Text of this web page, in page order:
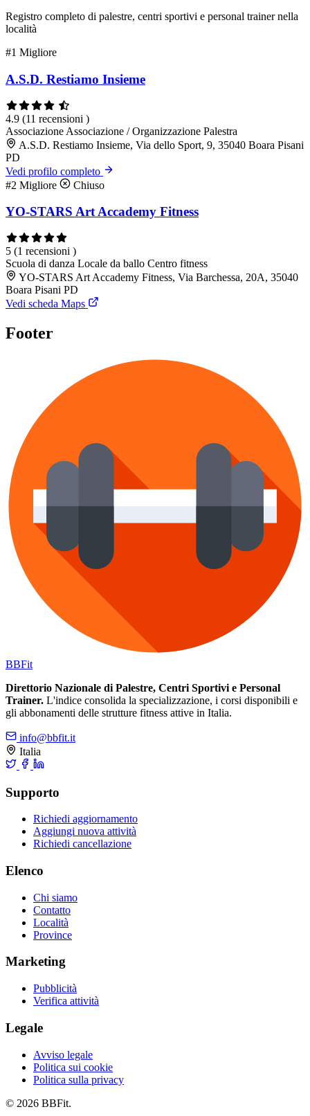
Registro completo di palestre, centri sportivi e personal trainer nella
località
#1 Migliore
A.S.D. Restiamo Insieme
4.9 (11 recensioni )
Associazione Associazione / Organizzazione Palestra
A.S.D. Restiamo Insieme, Via dello Sport, 9, 35040 Boara Pisani
PD
Vedi profilo completo
#2 Migliore Chiuso
YO-STARS Art Accademy Fitness
5 (1 recensioni )
Scuola di danza Locale da ballo Centro fitness
YO-STARS Art Accademy Fitness, Via Barchessa, 20A, 35040
Boara Pisani PD
Vedi scheda Maps
Footer
BBFit
Direttorio Nazionale di Palestre, Centri Sportivi e Personal
Trainer. L'indice consolida la specializzazione, i corsi disponibili e
gli abbonamenti delle strutture fitness attive in Italia.
info@bbfit.it
Italia
Supporto
Richiedi aggiornamento
Aggiungi nuova attività
Richiedi cancellazione
Elenco
Chi siamo
Contatto
Località
Province
Marketing
Pubblicità
Verifica attività
Legale
Avviso legale
Politica sui cookie
Politica sulla privacy
© 2026 BBFit.